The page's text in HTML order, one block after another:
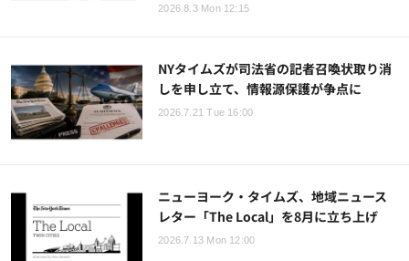
2026.8.3 Mon 12:15
NYタイムズが司法省の記者召喚状取り消
しを申し立て、情報源保護が争点に
2026.7.21 Tue 16:00
ニューヨーク・タイムズ、地域ニュース
レター「The Local」を8月に立ち上げ
2026.7.13 Mon 12:00